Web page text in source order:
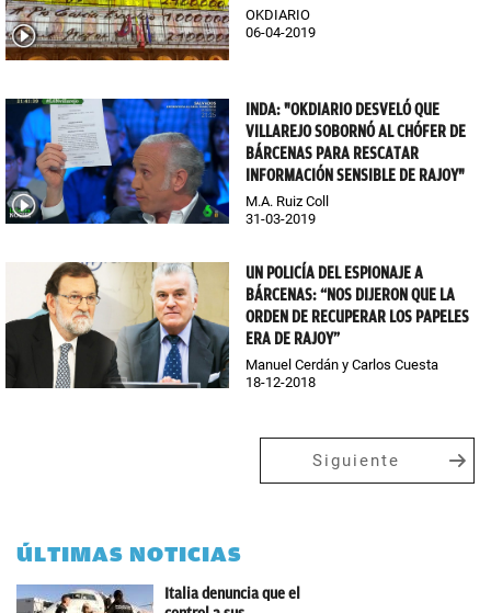
OKDIARIO
06-04-2019
INDA: "OKDIARIO DESVELÓ QUE
VILLAREJO SOBORNÓ AL CHÓFER DE
BÁRCENAS PARA RESCATAR
INFORMACIÓN SENSIBLE DE RAJOY"
M.A. Ruiz Coll
31-03-2019
UN POLICÍA DEL ESPIONAJE A
BÁRCENAS: “NOS DIJERON QUE LA
ORDEN DE RECUPERAR LOS PAPELES
ERA DE RAJOY”
Manuel Cerdán y Carlos Cuesta
18-12-2018
Siguiente
ÚLTIMAS NOTICIAS
Italia denuncia que el